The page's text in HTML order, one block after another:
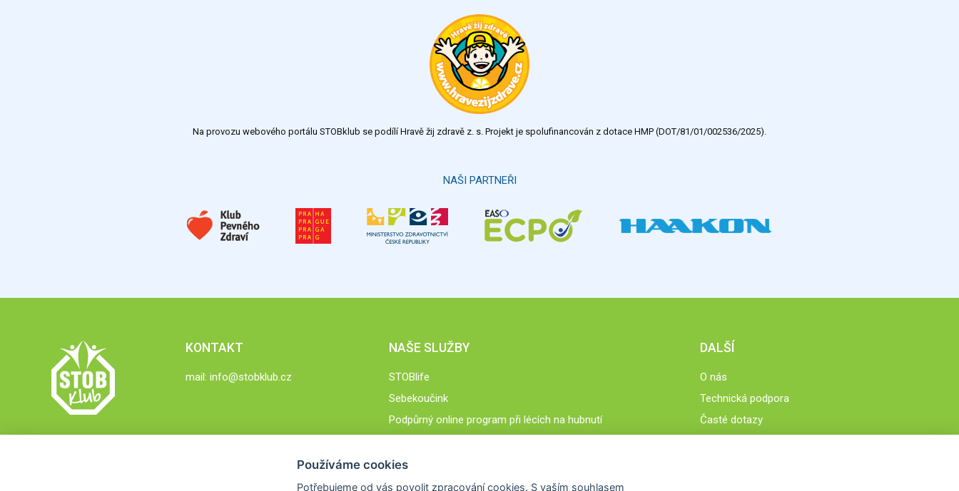
Na provozu webového portálu STOBklub se podílí Hravě žij zdravě z. s. Projekt je spolufinancován z dotace HMP (DOT/81/01/002536/2025).
NAŠI PARTNEŘI
KONTAKT
mail: info@stobklub.cz
NAŠE SLUŽBY
STOBlife
Sebekoučink
Podpůrný online program při lécích na hubnutí
DALŠÍ
O nás
Technická podpora
Časté dotazy
Používáme cookies
Potřebujeme od vás povolit zpracování cookies. S vaším souhlasem